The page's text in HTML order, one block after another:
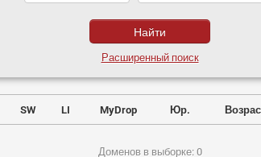
Расширенный поиск
SW LI MyDrop Юр.
Доменов в выборке: 0